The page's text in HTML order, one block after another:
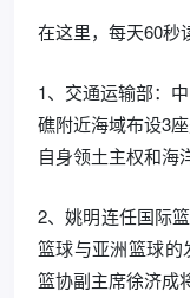
在这里，每天60秒
1、交通运输部：
礁附近海域布设3
自身领土主权和海
2、姚明连任国际
篮球与亚洲篮球的
篮协副主席徐济成